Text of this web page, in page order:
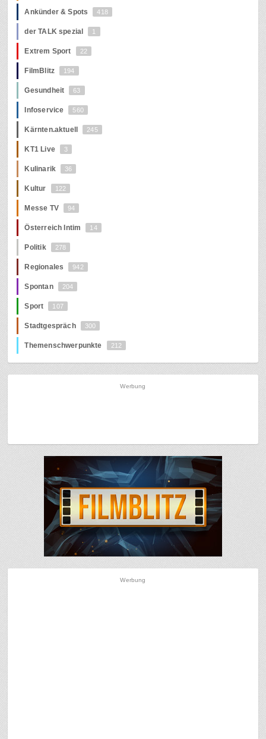
Ankünder & Spots 418
der TALK spezial 1
Extrem Sport 22
FilmBlitz 194
Gesundheit 63
Infoservice 560
Kärnten.aktuell 245
KT1 Live 3
Kulinarik 36
Kultur 122
Messe TV 94
Österreich Intim 14
Politik 278
Regionales 942
Spontan 204
Sport 107
Stadtgespräch 300
Themenschwerpunkte 212
Werbung
Werbung